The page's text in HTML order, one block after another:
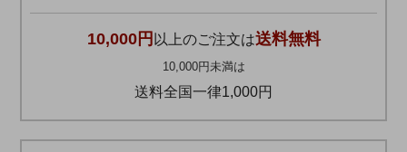
10,000円 以上のご注文は送料無料
10,000円未満は
送料全国一律1,000円